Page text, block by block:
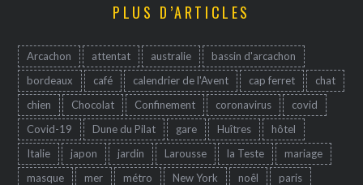
PLUS D’ARTICLES
Arcachon attentat australie
bassin d'arcachon
bordeaux
café calendrier de l'Avent cap ferret
chat
chien
Chocolat Confinement coronavirus
covid
Covid-19
Dune du Pilat gare Huîtres
hôtel
Italie
japon jardin Larousse la Teste
mariage
masque
mer métro New York noêl
paris